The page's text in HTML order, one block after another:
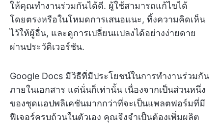
ให้คุณทำงานร่วมกันได้ดี. ผู้ใช้สามารถแก้ไขได้
โดยตรงหรือในโหมดการเสนอแนะ, ทิ้งความคิดเห็น
ไว้ให้ผู้อื่น, และดูการเปลี่ยนแปลงได้อย่างง่ายดาย
ผ่านประวัติเวอร์ชัน.
Google Docs มีวิธีที่มีประโยชน์ในการทำงานร่วมกัน
ภายในเอกสาร แต่นั่นก็เท่านั้น เนื่องจากเป็นส่วนหนึ่ง
ของชุดแอปพลิเคชันมากกว่าที่จะเป็นแพลตฟอร์มที่มี
ฟีเจอร์ครบถ้วนในตัวเอง คุณจึงจำเป็นต้องเพิ่มผลิต